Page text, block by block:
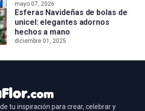
mayo 07, 2026
Esferas Navideñas de bolas de
unicel: elegantes adornos
hechos a mano
diciembre 01, 2025
tu inspiración para crear, celebrar y